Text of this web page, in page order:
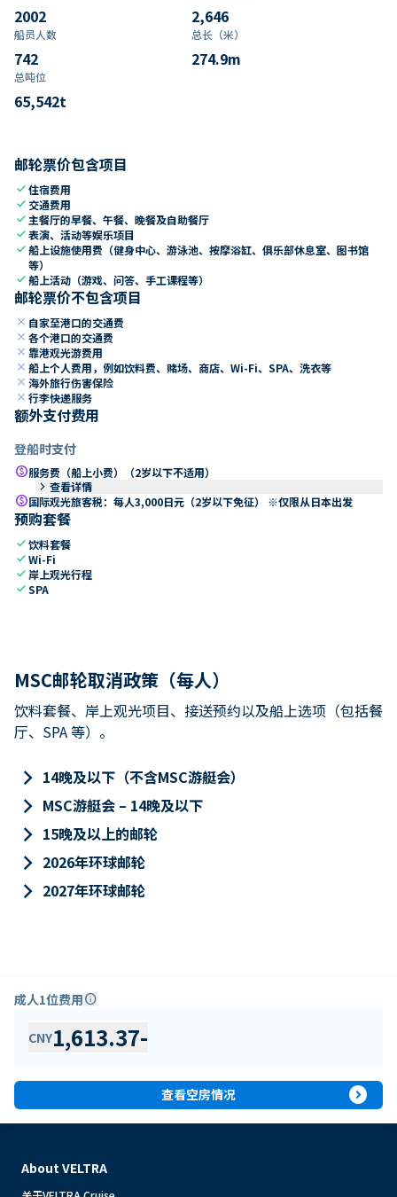
2002 2,646
船员人数
742
总长（米）
274.9m
总吨位
65,542t
邮轮票价包含项目
check住宿费用
check 交通费用
check 主餐厅的早餐、午餐、晚餐及自助餐厅
check表演、活动等娱乐项目
check船上设施使用费（健身中心、游泳池、按摩浴缸、俱乐部休息室、图书馆
等）
check船上活动（游戏、问答、手工课程等）
邮轮票价不包含项目
close 自家至港口的交通费
close 各个港口的交通费
close 靠港观光游费用
close 船上个人费用，例如饮料费、赌场、商店、Wi-Fi、SPA、洗衣等
close 海外旅行伤害保险
close 行李快递服务
额外支付费用
登船时支付
paid服务费（船上小费）（2岁以下不适用）
keyboard_arrow_right 查看详情
paid国际观光旅客税：每人3,000日元（2岁以下免征） ※仅限从日本出发
预购套餐
check饮料套餐
checkWi-Fi
check 岸上观光行程
checkSPA
MSC邮轮取消政策（每人）
饮料套餐、岸上观光项目、接送预约以及船上选项（包括餐
厅、SPA 等）。
keyboard_arrow_right 14晚及以下（不含MSC游艇会）
keyboard_arrow_right MSC游艇会 – 14晚及以下
keyboard_arrow_right 15晚及以上的邮轮
keyboard_arrow_right 2026年环球邮轮
keyboard_arrow_right 2027年环球邮轮
成人1位费用info
CNY1,613.37-
查看空房情况 expand_circle_right
About VELTRA